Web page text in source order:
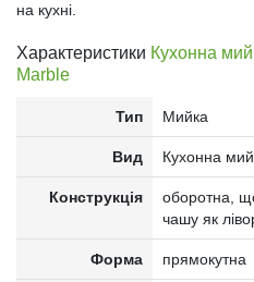
на кухні.
Характеристики Кухонна
Marble
Тип Мийка
Вид Кухонна
Конструкція
оборотна,
чашу як
Форма прямокутна